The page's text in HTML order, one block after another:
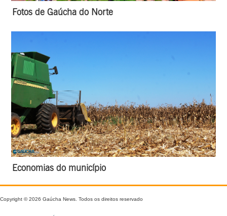
Fotos de Gaúcha do Norte
Economias do município
Copyright © 2026 Gaúcha News. Todos os direitos reservado